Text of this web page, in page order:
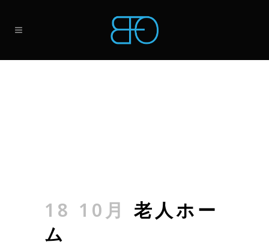
18 10月 老人ホー
ム